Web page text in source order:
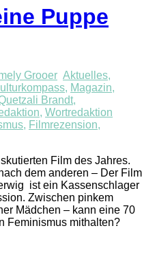
Puppe
Grooer Aktuelles,
, Magazin,
Brandt,
, Wortredaktion
, Filmrezension,
Film des Jahres.
dem anderen – Der Film
ist ein Kassenschlager
Zwischen pinkem
Mädchen – kann eine 70
Feminismus mithalten?